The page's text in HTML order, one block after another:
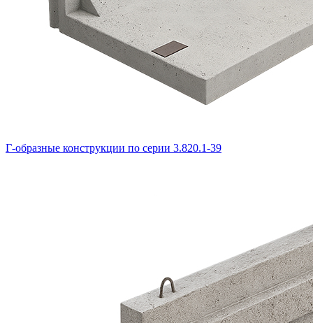
Г-образные конструкции по серии 3.820.1-39